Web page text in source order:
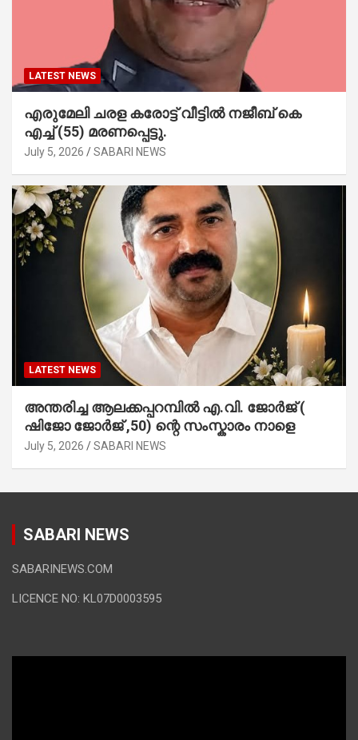
LATEST NEWS
എരുമേലി ചരള കരോട്ട് വീട്ടിൽ നജീബ് കെ
എച്ച് (55) മരണപ്പെട്ടു.
July 5, 2026 SABARI NEWS
LATEST NEWS
അന്തരിച്ച ആ​ല​ക്ക​പ്പ​റമ്പിൽ​ എ.​വി. ജോ​ർ​ജ് (
ഷിജോ ജോർജ് ,50) ന്റെ സംസ്കാരം നാളെ
July 5, 2026 SABARI NEWS
SABARI NEWS
SABARINEWS.COM
LICENCE NO: KL07D0003595